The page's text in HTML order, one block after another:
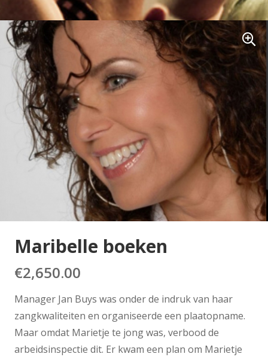
Maribelle boeken
€2,650.00
Manager Jan Buys was onder de indruk van haar
zangkwaliteiten en organiseerde een plaatopname.
Maar omdat Marietje te jong was, verbood de
arbeidsinspectie dit. Er kwam een plan om Marietje